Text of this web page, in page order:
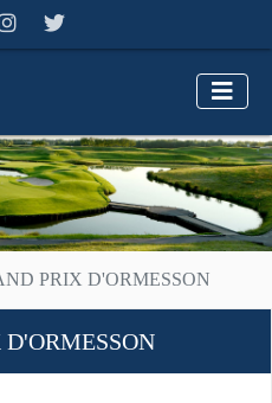
PRIX D'ORMESSON